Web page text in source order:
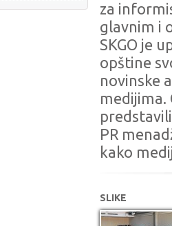
za
glavnim i
SKGO je
opštine
novinske
medijima.
PR
kako
SLIKE